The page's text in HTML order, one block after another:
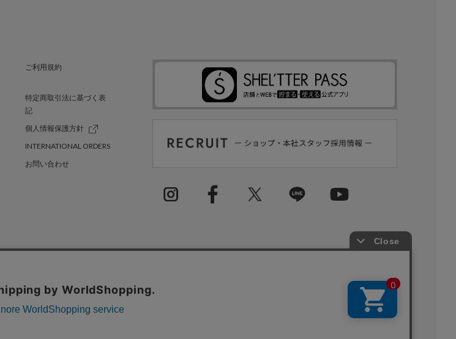
ご利用規約
特定商取引法に基づく表
記
個人情報保護方針
INTERNATIONAL ORDERS
お問い合わせ
採用情報